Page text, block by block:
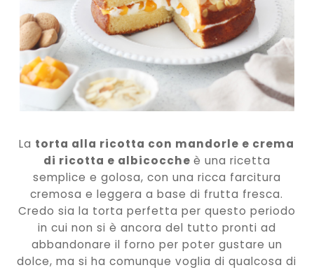
La torta alla ricotta con mandorle e crema
di ricotta e albicocche è una ricetta
semplice e golosa, con una ricca farcitura
cremosa e leggera a base di frutta fresca.
Credo sia la torta perfetta per questo periodo
in cui non si è ancora del tutto pronti ad
abbandonare il forno per poter gustare un
dolce, ma si ha comunque voglia di qualcosa di